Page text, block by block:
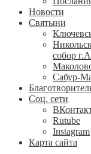
Новости
Святыни
собор
Сабур-
Соц. сети
Rutube
Instagram
Карта сайта